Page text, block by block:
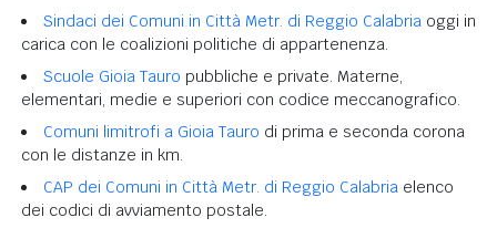
Sindaci dei Comuni in Città Metr. di Reggio Calabria oggi in
carica con le coalizioni politiche di appartenenza.
Scuole Gioia Tauro pubbliche e private. Materne,
elementari, medie e superiori con codice meccanografico.
Comuni limitrofi a Gioia Tauro di prima e seconda corona
con le distanze in km.
CAP dei Comuni in Città Metr. di Reggio Calabria elenco
dei codici di avviamento postale.